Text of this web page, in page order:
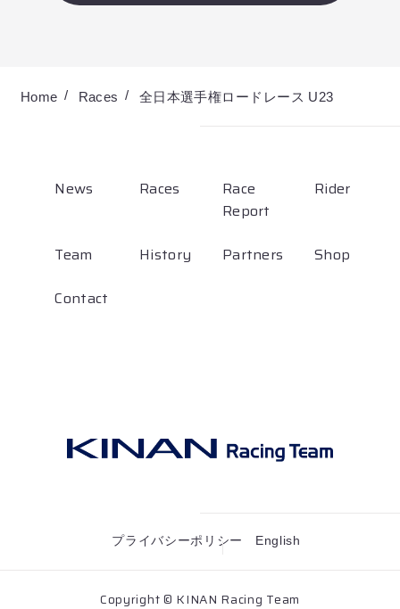
Home Races 全日本選手権ロードレース U23
News Races
Race
Report
Rider
Team History Partners
Shop
Contact
プライバシーポリシー English
Copyright © KINAN Racing Team